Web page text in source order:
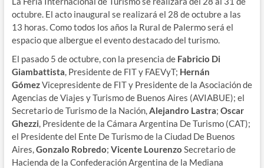
octubre. El acto inaugural se realizará el 28 de octubre a las
13 horas. Como todos los años la Rural de Palermo será el
espacio que albergue el evento destacado del turismo.
El pasado 5 de octubre, con la presencia de Fabricio Di
Giambattista, Presidente de FIT y FAEVyT; Hernán
GómezVicepresidente de FIT y Presidente de la Asociación de
Agencias de Viajes y Turismo de Buenos Aires (AVIABUE); el
Secretario de Turismo de la Nación,Alejandro Lastra; Oscar
Ghezzi, Presidente de la Cámara Argentina De Turismo (CAT);
el Presidente del Ente De Turismo de la Ciudad De Buenos
Aires,Gonzalo Robredo; Vicente Lourenzo Secretario de
Hacienda de la Confederación Argentina de la Mediana